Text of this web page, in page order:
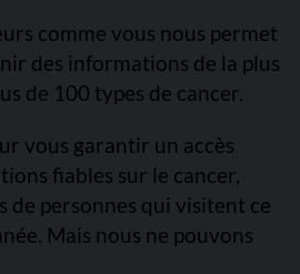
comme vous nous permet
des informations de la plus
de 100 types de cancer.
vous garantir un accès
fiables sur le cancer,
de personnes qui visitent ce
Mais nous ne pouvons